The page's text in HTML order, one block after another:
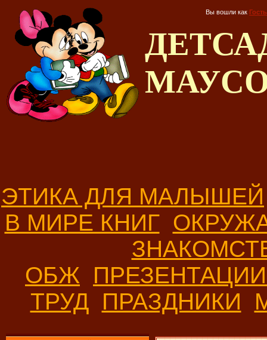
Вы вошли как Гость
ЭТИКА ДЛЯ МАЛЫШЕЙ
В МИРЕ КНИГ
ОБЖ
ТРУД ПРАЗДНИКИ